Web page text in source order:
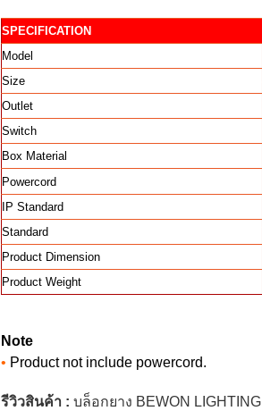
SPECIFICATION
Model
Size
Outlet
Switch
Box Material
Powercord
IP Standard
Standard
Product Dimension
Product Weight
Note
• Product not include powercord.
รีวิวสินค้า : บล็อกยาง BEWON LIGHTING